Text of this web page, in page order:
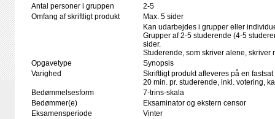
Antal personer i gruppen
2-5
Omfang af skriftligt produkt
Max. 5 sider
Kan udarbejdes i grupper eller
Grupper af 2-5 studerende (4-5
sider.
Studerende, som skriver alene, skriver
Opgavetype
Synopsis
Varighed
Skriftligt produkt afleveres på en
20 min. pr. studerende, inkl. votering,
Bedømmelsesform
7-trins-skala
Bedømmer(e)
Eksaminator og ekstern censor
Eksamensperiode
Vinter